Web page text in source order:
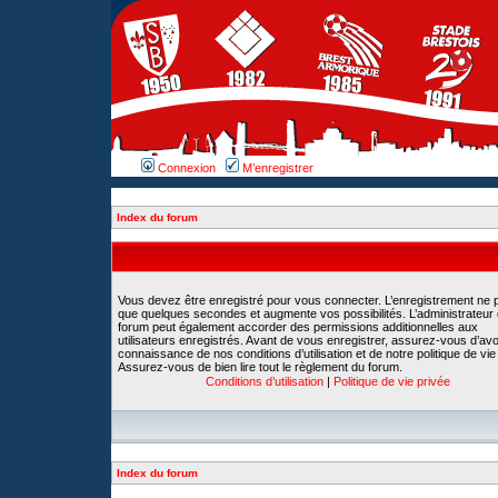
Connexion M’enregistrer
Index du forum
Vous devez être enregistré pour vous connecter. L’enregistrement ne
que quelques secondes et augmente vos possibilités. L’administrateur
forum peut également accorder des permissions additionnelles aux
utilisateurs enregistrés. Avant de vous enregistrer, assurez-vous
connaissance de nos conditions d’utilisation et de notre politique de
Assurez-vous de bien lire tout le règlement du forum.
Conditions d’utilisation | Politique de vie privée
Index du forum